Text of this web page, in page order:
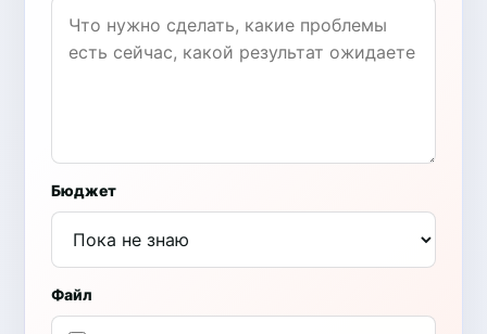
Бюджет
Файл